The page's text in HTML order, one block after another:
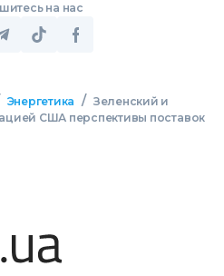
на нас
Энергетика / Зеленский и
США перспективы поставок